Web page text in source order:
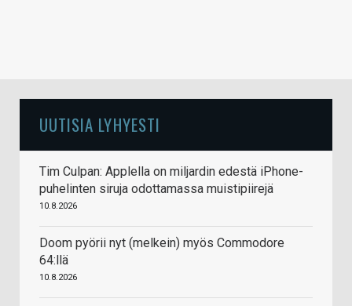
UUTISIA LYHYESTI
Tim Culpan: Applella on miljardin edestä iPhone-
puhelinten siruja odottamassa muistipiirejä
10.8.2026
Doom pyörii nyt (melkein) myös Commodore
64:llä
10.8.2026